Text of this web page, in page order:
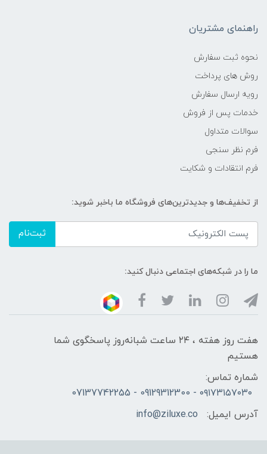
راهنمای مشتریان
نحوه ثبت سفارش
روش های پرداخت
رویه ارسال سفارش
خدمات پس از فروش
سوالات متداول
فرم نظر سنجی
فرم انتقادات و شکایت
از تخفیف‌ها و جدیدترین‌های فروشگاه ما باخبر شوید:
ثبت‌نام
ما را در شبکه‌های اجتماعی دنبال کنید:
هفت روز هفته ، ۲۴ ساعت شبانه‌روز پاسخگوی شما
هستیم
شماره تماس:
۰۹۱۷۳۱۵۷۰۳۰ - 09129312300 - 07137742255
آدرس ایمیل:
info@ziluxe.co